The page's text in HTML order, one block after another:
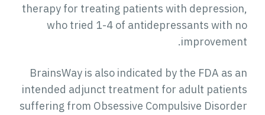
therapy for treating patients with depression,
who tried 1-4 of antidepressants with no
improvement.
BrainsWay is also indicated by the FDA as an
intended adjunct treatment for adult patients
suffering from Obsessive Compulsive Disorder